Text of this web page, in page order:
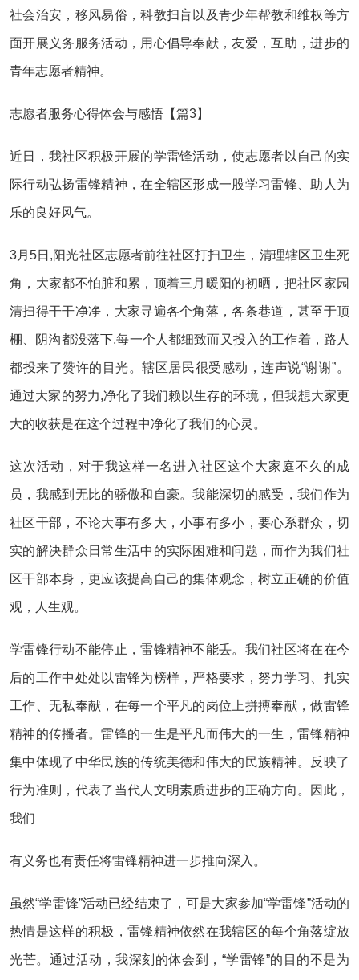
社会治安，移风易俗，科教扫盲以及青少年帮教和维权等方
面开展义务服务活动，用心倡导奉献，友爱，互助，进步的
青年志愿者精神。
志愿者服务心得体会与感悟【篇3】
近日，我社区积极开展的学雷锋活动，使志愿者以自己的实
际行动弘扬雷锋精神，在全辖区形成一股学习雷锋、助人为
乐的良好风气。
3月5日,阳光社区志愿者前往社区打扫卫生，清理辖区卫生死
角，大家都不怕脏和累，顶着三月暖阳的初晒，把社区家园
清扫得干干净净，大家寻遍各个角落，各条巷道，甚至于顶
棚、阴沟都没落下,每一个人都细致而又投入的工作着，路人
都投来了赞许的目光。辖区居民很受感动，连声说“谢谢”。
通过大家的努力,净化了我们赖以生存的环境，但我想大家更
大的收获是在这个过程中净化了我们的心灵。
这次活动，对于我这样一名进入社区这个大家庭不久的成
员，我感到无比的骄傲和自豪。我能深切的感受，我们作为
社区干部，不论大事有多大，小事有多小，要心系群众，切
实的解决群众日常生活中的实际困难和问题，而作为我们社
区干部本身，更应该提高自己的集体观念，树立正确的价值
观，人生观。
学雷锋行动不能停止，雷锋精神不能丢。我们社区将在在今
后的工作中处处以雷锋为榜样，严格要求，努力学习、扎实
工作、无私奉献，在每一个平凡的岗位上拼搏奉献，做雷锋
精神的传播者。雷锋的一生是平凡而伟大的一生，雷锋精神
集中体现了中华民族的传统美德和伟大的民族精神。反映了
行为准则，代表了当代人文明素质进步的正确方向。因此，
我们
有义务也有责任将雷锋精神进一步推向深入。
虽然“学雷锋”活动已经结束了，可是大家参加“学雷锋”活动的
热情是这样的积极，雷锋精神依然在我辖区的每个角落绽放
光芒。通过活动，我深刻的体会到，“学雷锋”的目的不是为